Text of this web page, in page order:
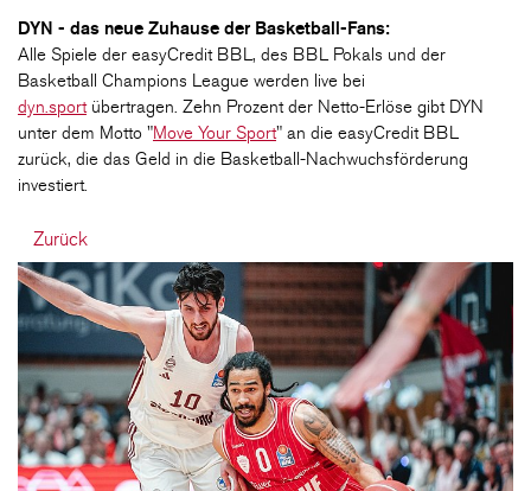
DYN - das neue Zuhause der Basketball-Fans:
Alle Spiele der easyCredit BBL, des BBL Pokals und der
Basketball Champions League werden live bei
dyn.sportübertragen. Zehn Prozent der Netto-Erlöse gibt DYN
unter dem Motto "Move Your Sport" an die easyCredit BBL
zurück, die das Geld in die Basketball-Nachwuchsförderung
investiert.
Zurück